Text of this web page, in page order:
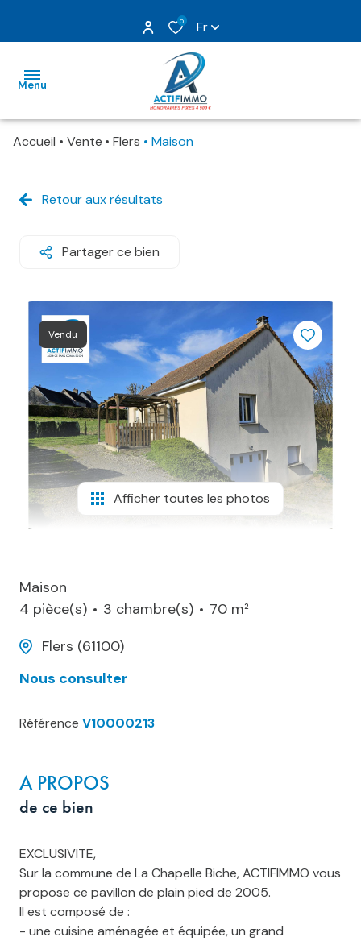
0 Fr
Menu
estimation
biens
vendus
contact
Accueil Vente Flers Maison
Retour aux résultats
Partager ce bien
Vendu
Afficher toutes les photos
Maison
4 pièce(s)
3 chambre(s)
70 m²
Flers (61100)
Nous consulter
Référence V10000213
A PROPOS
de ce bien
EXCLUSIVITE,
Sur la commune de La Chapelle Biche, ACTIFIMMO vous
propose ce pavillon de plain pied de 2005.
Il est composé de :
- une cuisine aménagée et équipée, un grand